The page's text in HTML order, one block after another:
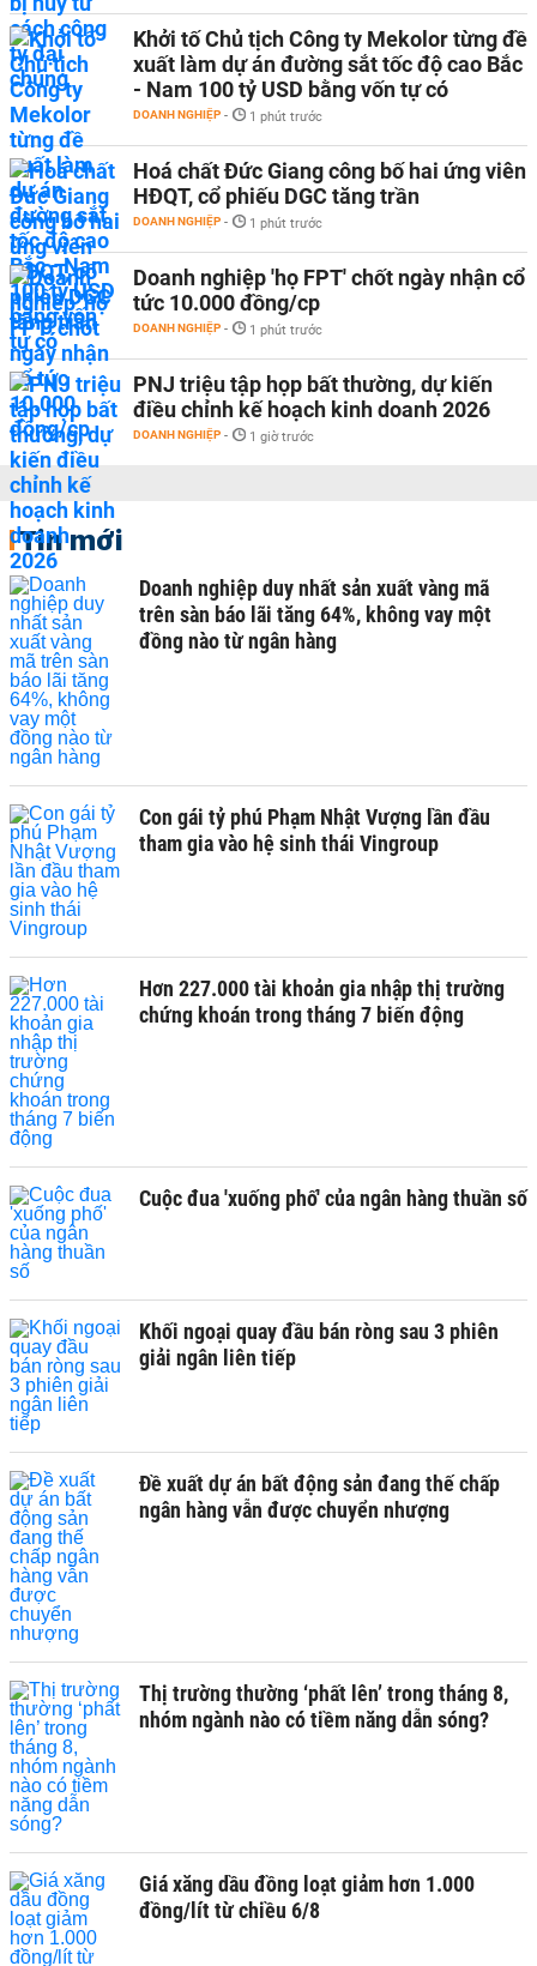
Khởi tố Chủ tịch Công ty Mekolor từng đề
xuất làm dự án đường sắt tốc độ cao Bắc
- Nam 100 tỷ USD bằng vốn tự có
DOANH NGHIỆP - 1 phút trước
Hoá chất Đức Giang công bố hai ứng viên
HĐQT, cổ phiếu DGC tăng trần
DOANH NGHIỆP - 1 phút trước
Doanh nghiệp 'họ FPT' chốt ngày nhận cổ
tức 10.000 đồng/cp
DOANH NGHIỆP - 1 phút trước
PNJ triệu tập họp bất thường, dự kiến
điều chỉnh kế hoạch kinh doanh 2026
DOANH NGHIỆP - 1 giờ trước
Tin mới
Doanh nghiệp duy nhất sản xuất vàng mã
trên sàn báo lãi tăng 64%, không vay một
đồng nào từ ngân hàng
Con gái tỷ phú Phạm Nhật Vượng lần đầu
tham gia vào hệ sinh thái Vingroup
Hơn 227.000 tài khoản gia nhập thị trường
chứng khoán trong tháng 7 biến động
Cuộc đua 'xuống phố' của ngân hàng thuần số
Khối ngoại quay đầu bán ròng sau 3 phiên
giải ngân liên tiếp
Đề xuất dự án bất động sản đang thế chấp
ngân hàng vẫn được chuyển nhượng
Thị trường thường ‘phất lên’ trong tháng 8,
nhóm ngành nào có tiềm năng dẫn sóng?
Giá xăng dầu đồng loạt giảm hơn 1.000
đồng/lít từ chiều 6/8